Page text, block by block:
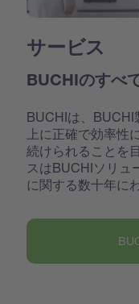
サービス
BUCHIのすべ
BUCHIは、BUCHI
上に正確で効率性
続けられることを
スはBUCHIソリュ
に関する数十年に